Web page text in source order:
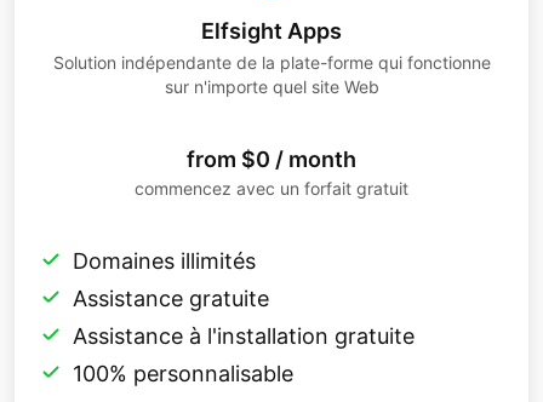
Elfsight Apps
Solution indépendante de la plate-forme qui fonctionne
sur n'importe quel site Web
from $0 / month
commencez avec un forfait gratuit
Domaines illimités
Assistance gratuite
Assistance à l'installation gratuite
100% personnalisable